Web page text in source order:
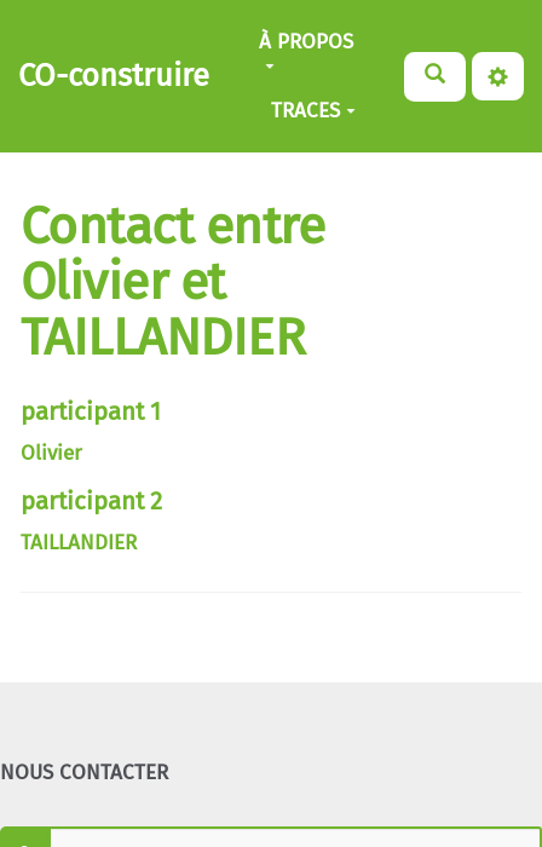
Aller au contenu principal
CO-construire
À PROPOS
TRACES
Contact entre
Olivier et
TAILLANDIER
participant 1
Olivier
participant 2
TAILLANDIER
NOUS CONTACTER